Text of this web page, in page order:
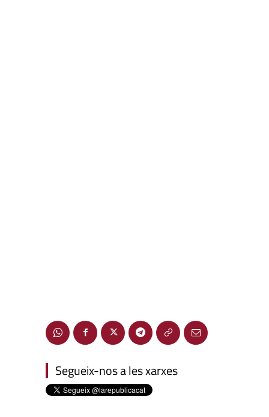
Segueix-nos a les xarxes